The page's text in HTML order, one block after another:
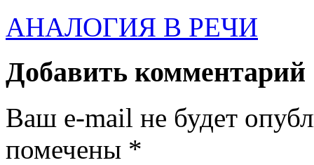
АНАЛОГИЯ В РЕЧИ
Добавить комментарий
Ваш e-mail не будет
помечены *